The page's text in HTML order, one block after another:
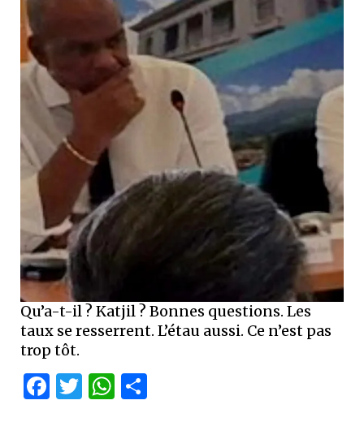
Qu’a-t-il ? Katjil ? Bonnes questions. Les
taux se resserrent. L’étau aussi. Ce n’est pas
trop tôt.
Facebook
Twitter
WhatsApp